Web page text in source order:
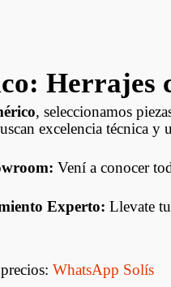
Herrajes
, seleccionamos
excelencia técnica
Vení a conocer
Experto: Llevate
WhatsApp Solís